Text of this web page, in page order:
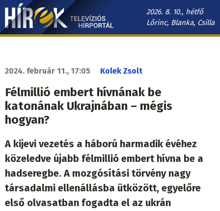
Ugrás
tartalomra
2026. 8. 10., hétfő
Lőrinc, Blanka, Csilla
Hírek.sk
2024. február 11., 17:05 Kolek Zsolt
Félmillió embert hívnának be
katonának Ukrajnában – mégis
hogyan?
A kijevi vezetés a háború harmadik évéhez
közeledve újabb félmillió embert hívna be a
hadseregbe. A mozgósítási törvény nagy
társadalmi ellenállásba ütközött, egyelőre
első olvasatban fogadta el az ukrán